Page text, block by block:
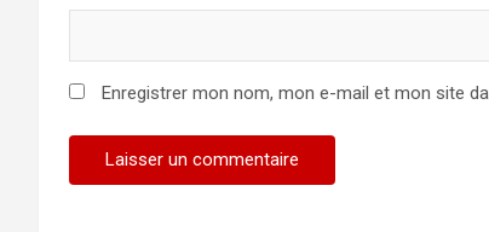
Enregistrer mon nom, mon e-mail et mon site